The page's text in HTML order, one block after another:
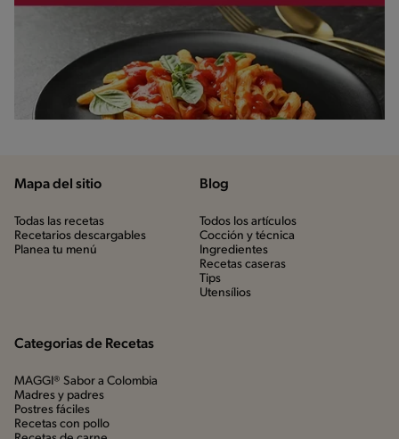
Mapa del sitio
Todas las recetas
Recetarios descargables
Planea tu menú
Blog
Todos los artículos
Cocción y técnica
Ingredientes
Recetas caseras
Tips
Utensílios
Categorias de Recetas
MAGGI® Sabor a Colombia
Madres y padres
Postres fáciles
Recetas con pollo